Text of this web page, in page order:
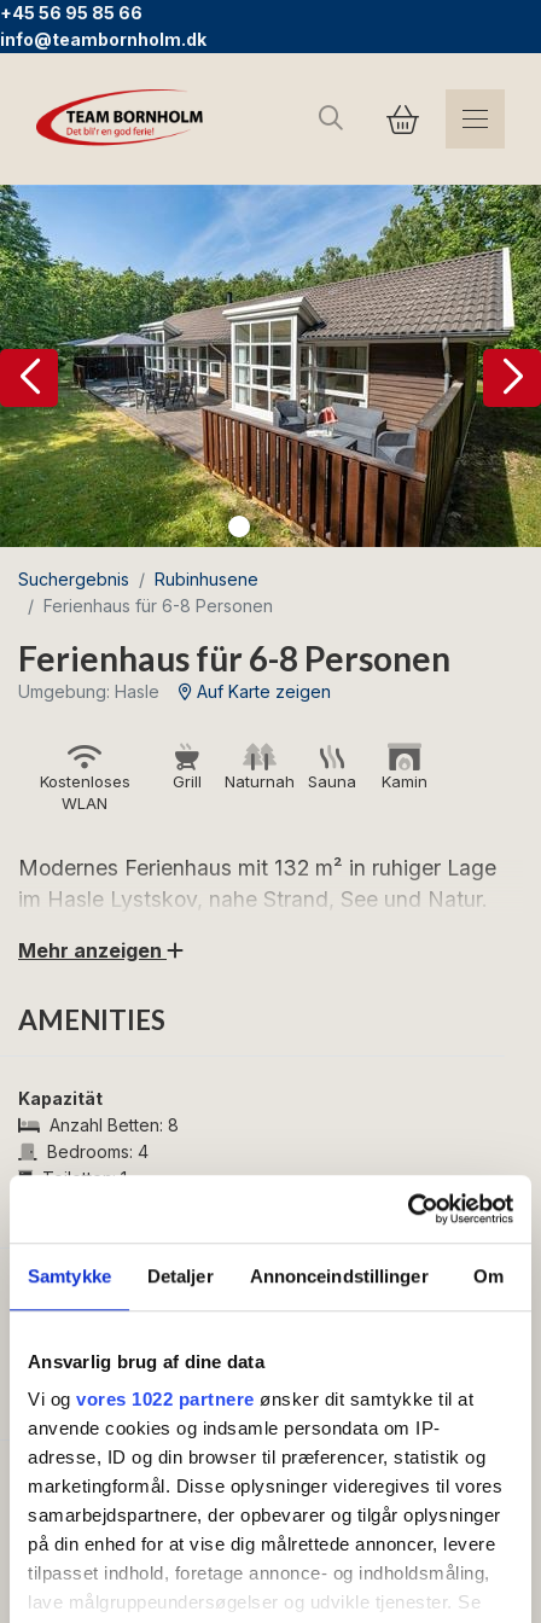
Samtykke Detaljer Annonceindstillinger Om
Ansvarlig brug af dine data
Vi og vores 1022 partnere ønsker dit samtykke til at
anvende cookies og indsamle persondata om IP-
adresse, ID og din browser til præferencer, statistik og
marketingformål. Disse oplysninger videregives til vores
samarbejdspartnere, der opbevarer og tilgår oplysninger
på din enhed for at vise dig målrettede annoncer, levere
tilpasset indhold, foretage annonce- og indholdsmåling,
lave målgruppeundersøgelser og udvikle tjenester. Se
+45 56 95 85 66
info@teambornholm.dk
Suchen
Suchergebnis
Rubinhusene
Ferienhaus für 6-8 Personen
Ferienhaus für 6-8 Personen
Umgebung: Hasle Auf Karte zeigen
Kostenloses
WLAN
Grill Naturnah Sauna Kamin
Modernes Ferienhaus mit 132 m² in ruhiger Lage
im Hasle Lystskov, nahe Strand, See und Natur.
Freuen Sie sich auf einen schönen Urlaub in diesem
wunderschönen Natur bei Hasle liegt. Hier wohnen
den Hasle Lystskov. Gleichzeitig sind der gemütliche
Hafenbereich von Hasle, die Räucherei, Geschäfte
und Restaurants schnell erreichbar.
Vom Eingangsbereich aus gelangen Sie in den
Hauswirtschaftsraum, ein großes Badezimmer mit WC,
Waschbecken, Dusche, Badewanne und Sauna sowie
Dachfirst und schönem Lichteinfall durch die großen
Fensterflächen.
Der Wohnbereich umfasst Küche, Essplatz und ein
gemütliches Wohnzimmer mit Sofas, Sesseln,
Fernseher und Kaminofen. Die Küche ist gut
ausgestattet und verfügt unter anderem über
Kaffeemaschine, Wasserkocher und Geschirrspüler.
Vom Wohnbereich aus haben Sie direkten Zugang zur
Mehr anzeigen
AMENITIES
Kapazität
Anzahl Betten: 8
Bedrooms: 4
Toiletten: 1
Gut zu wissen
Anreisetag (Hochsaison): Sonntag
Check-in (frühestens): 3 pm
Check-out (spätestens): 10 am
Ausstattung
Kostenloses WLAN
Geschirrspüler
Waschmaschine
Kamin
Balkon/Terrasse